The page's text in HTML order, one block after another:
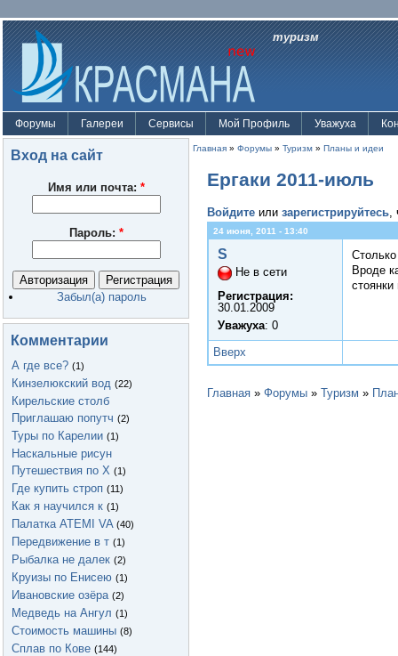
туризм
Форумы Галереи Сервисы Мой Профиль Уважуха
Вход на сайт
Имя или почта: *
Пароль: *
Забыл(а) пароль
Комментарии
А где все? (1)
Кинзелюкский вод (22)
Кирельские столб
Приглашаю попутч (2)
Туры по Карелии (1)
Наскальные рисун
Путешествия по Х (1)
Где купить строп (11)
Как я научился к (1)
Палатка ATEMI VA (40)
Передвижение в т (1)
Рыбалка не далек (2)
Круизы по Енисею (1)
Ивановские озёра (2)
Медведь на Ангул (1)
Стоимость машины (8)
Сплав по Кове (144)
Главная » Форумы » Туризм » Планы и идеи
Ергаки 2011-июль
Войдите или зарегистрируйтесь,
24 июня, 2011 - 13:40
S
Не в сети
Регистрация:
30.01.2009
Уважуха: 0
Вроде
Вверх
Главная » Форумы » Туризм »